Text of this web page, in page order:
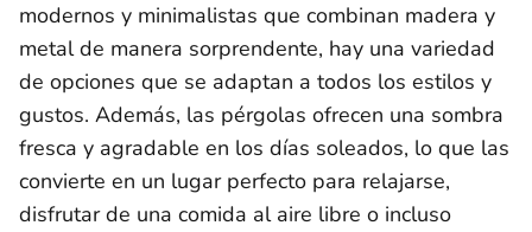
modernos y minimalistas que combinan madera y
metal de manera sorprendente, hay una variedad
de opciones que se adaptan a todos los estilos y
gustos. Además, las pérgolas ofrecen una sombra
fresca y agradable en los días soleados, lo que las
convierte en un lugar perfecto para relajarse,
disfrutar de una comida al aire libre o incluso